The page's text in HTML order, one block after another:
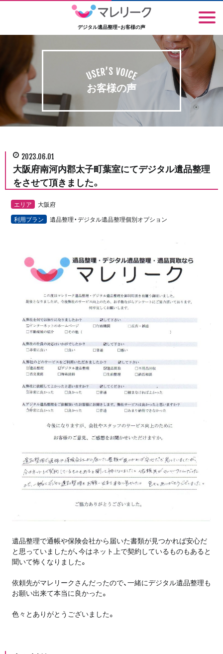
デジタル遺品整理-お客様の声
お客様の声
2023.06.01
大阪府南河内郡太子町葉室にてデジタル遺品整理
をさせて頂きました。
エリア
大阪府
利用プラン
遺品整理・デジタル遺品整理個別オプション
遺品整理で通帳や保険会社から届いた書類が見つかれば安心だ
と思っていましたが、今はネット上で契約しているものもあると
聞いて怖くなりました。
依頼先がマレリークさんだったので、一緒にデジタル遺品整理も
お願い出来て本当に良かった。
色々とありがとうございました。